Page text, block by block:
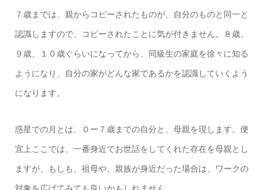
７歳までは、親からコピーされたものが、自分のものと同一と
認識しますので、コピーされたことに気が付きません。８歳、
９歳、１０歳ぐらいになってから、同級生の家庭を徐々に知る
ようになり、自分の家がどんな家であるかを認識していくよう
になります。
惑星での月とは、０ー７歳までの自分と、母親を現します。便
宜上ここでは、一番身近でお世話をしてくれた存在を母親とし
ますが、もしも、祖母や、親族が身近だった場合は、ワークの